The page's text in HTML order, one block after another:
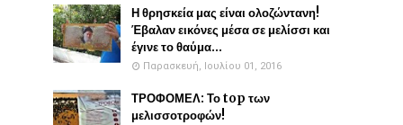
Η θρησκεία μας είναι ολοζώντανη!
Έβαλαν εικόνες μέσα σε μελίσσι και
έγινε το θαύμα...
Παρασκευή, Ιουλίου 01, 2016
ΤΡΟΦΟΜΕΛ: Το top των
μελισσοτροφών!